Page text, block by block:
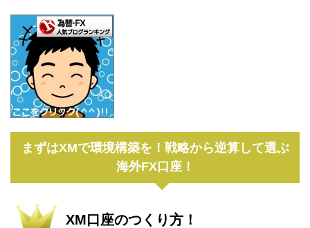
まずはXMで環境構築を！戦略から逆算して選ぶ
海外FX口座！
XM口座のつくり方！